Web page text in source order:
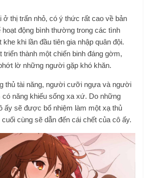
ở thị trấn nhỏ, có ý thức rất cao về bản
hoạt động bình thường trong các tình
khe khi lần đầu tiên gia nhập quân đội.
triển thành một chiến binh đáng gờm,
lờ những người gặp khó khăn.
thủ tài năng, người cưỡi ngựa và người
năng khiếu sống xa xứ. Do những
ấy sẽ được bổ nhiệm làm một xạ thủ
cùng sẽ dẫn đến cái chết của cô ấy.